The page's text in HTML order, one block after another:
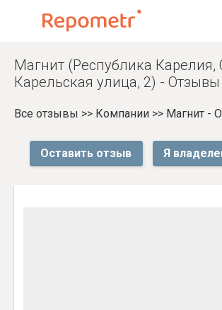
Магнит (Республика Карелия,
Карельская улица, 2) - Отзывы
Все отзывы >> Компании >> Магнит -
Оставить отзыв Я